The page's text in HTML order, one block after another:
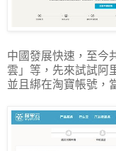
中國發展快速，至今
雲」等，先來試試阿
並且綁在淘寶帳號，